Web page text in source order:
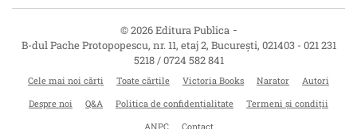
© 2026 Editura Publica-
B-dul Pache Protopopescu, nr. 11, etaj 2, București, 021403 - 021 231
5218 / 0724 582 841
Cele mai noi cărți Toate cărțile Victoria Books Narator
Autori
Despre noi
Q&A Politica de confidențialitate
Termeni și condiții
ANPC
Contact